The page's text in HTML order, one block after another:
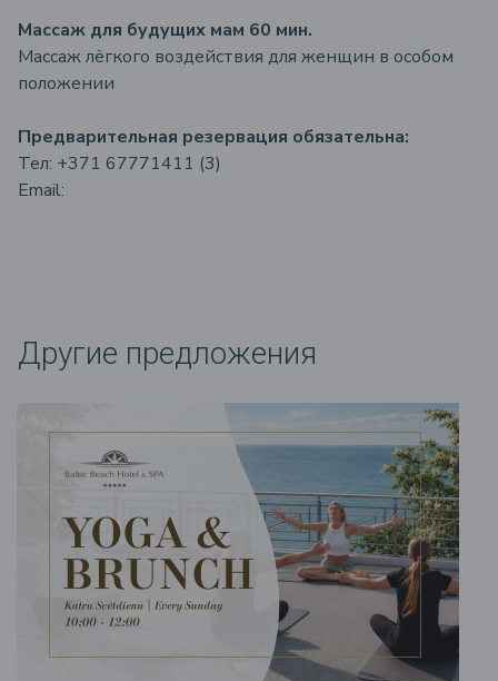
Массаж для будущих мам 60 мин.
Массаж лёгкого воздействия для женщин в особом
положении
Предварительная резервация обязательна:
Тел: +371 67771411 (3)
Email:
Другие предложения